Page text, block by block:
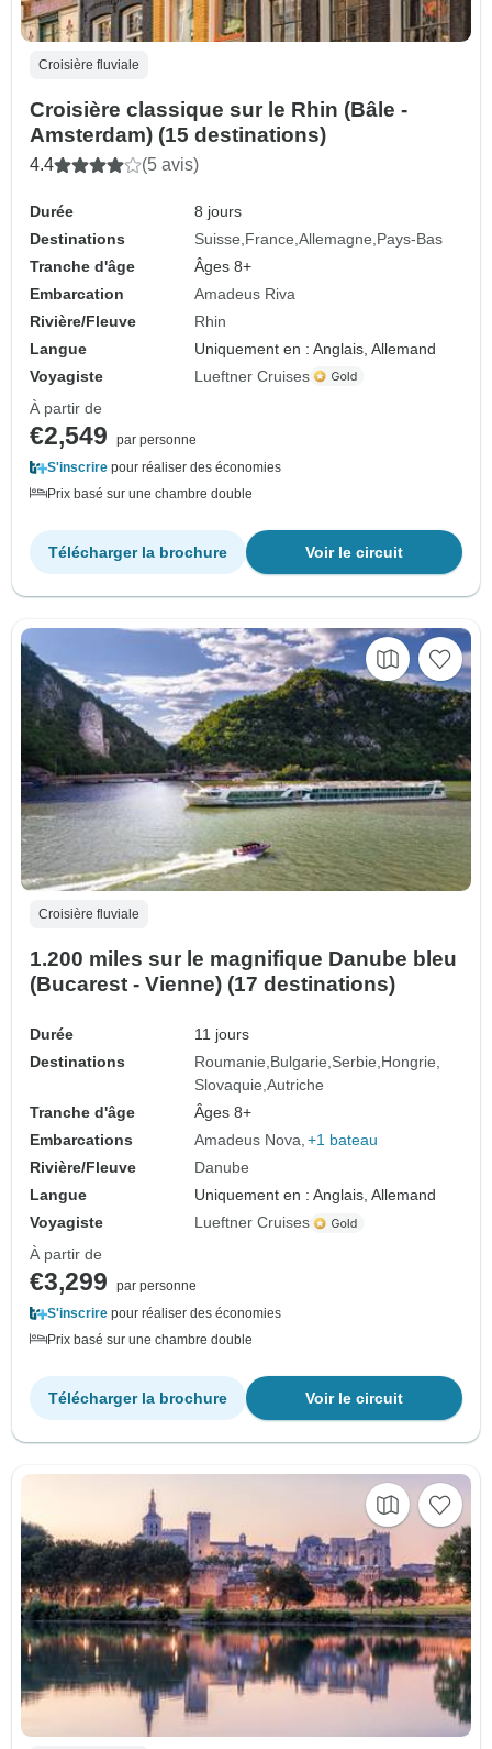
Croisière fluviale
Croisière classique sur le Rhin (Bâle -
Amsterdam) (15 destinations)
4.4 (5 avis)
Durée
8 jours
Destinations
Suisse France Allemagne Pays-Bas
Tranche d'âge
Âges 8+
Embarcation
Amadeus Riva
Rivière/Fleuve
Rhin
Langue
Uniquement en : Anglais, Allemand
Voyagiste
Lueftner Cruises
À partir de
€2,549
par personne
S'inscrire pour réaliser des économies
Prix basé sur une chambre double
Voir le circuit
Télécharger la brochure
Croisière fluviale
1.200 miles sur le magnifique Danube bleu
(Bucarest - Vienne) (17 destinations)
Durée
11 jours
Destinations
Roumanie Bulgarie Serbie Hongrie
Slovaquie Autriche
Tranche d'âge
Âges 8+
Embarcations
Amadeus Nova +1 bateau
Rivière/Fleuve
Danube
Langue
Uniquement en : Anglais, Allemand
Voyagiste
Lueftner Cruises
À partir de
€3,299
par personne
S'inscrire pour réaliser des économies
Prix basé sur une chambre double
Voir le circuit
Télécharger la brochure